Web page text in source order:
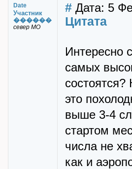
Date
Участник
������
север МО
# Дата: 5
Цитата
Интересно
самых
это
выше 3-4
стартом
числа не
как и